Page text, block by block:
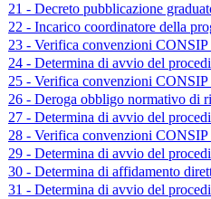
21 - Decreto pubblicazione
22 - Incarico coordinatore della
23 - Verifica convenzioni
24 - Determina di avvio del
25 - Verifica convenzioni
26 - Deroga obbligo normativo di
27 - Determina di avvio del
28 - Verifica convenzioni
29 - Determina di avvio del
30 - Determina di affidamento
31 - Determina di avvio del